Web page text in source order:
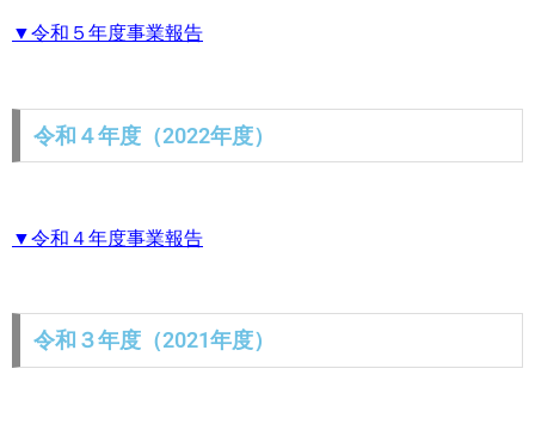
▼令和５年度事業報告
令和４年度（2022年度）
▼令和４年度事業報告
令和３年度（2021年度）